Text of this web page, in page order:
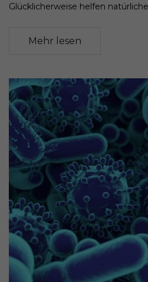
Glücklicherweise helfen
Mehr lesen